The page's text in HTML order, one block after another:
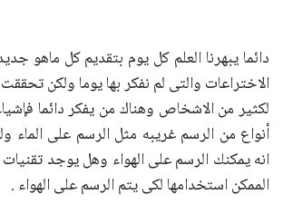
دائما يبهرنا العلم كل يوم بتقديم كل ماهو
الاختراعات والتى لم نفكر بها يوما ولكن
لكثير من الاشخاص وهناك من يفكر دائما
أنواع من الرسم غريبه مثل الرسم على الماء
انه يمكنك الرسم على الهواء وهل يوجد
الممكن استخدامها لكى يتم الرسم على الهواء .